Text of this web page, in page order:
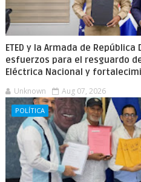
ETED y la Armada de
esfuerzos para el resguardo
Eléctrica Nacional y
Unknown Aug 07, 2026
POLÍTICA